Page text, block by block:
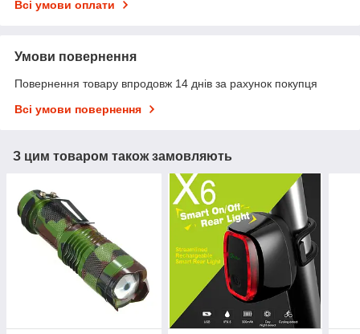
Всі умови оплати
Умови повернення
Повернення товару впродовж 14 днів за рахунок покупця
Всі умови повернення
З цим товаром також замовляють